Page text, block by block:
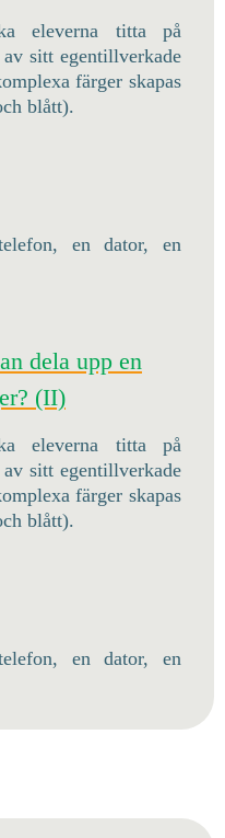
eleverna titta på
sitt egentillverkade
färger skapas
blått).
en dator, en
dela upp en
(II)
eleverna titta på
sitt egentillverkade
färger skapas
blått).
en dator, en